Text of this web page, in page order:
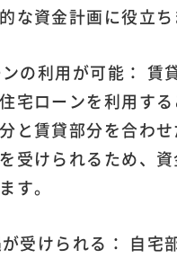
な資金計画に役立ち
の利用が可能： 賃
宅ローンを利用す
と賃貸部分を合わ
受けられるため、
す。
受けられる： 自宅